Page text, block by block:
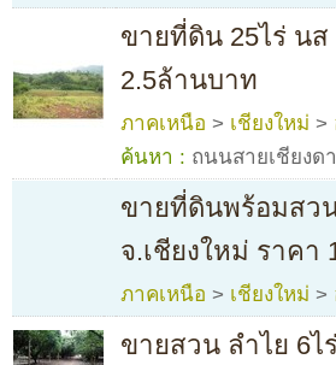
ขายที่ดิน 25ไร่ น
2.5ล้านบาท
ภาคเหนือ > เชียงใหม่ >
ค้นหา : ถนนสายเชียงด
ขายที่ดินพร้อมสว
จ.เชียงใหม่ ราคา
ภาคเหนือ > เชียงใหม่ >
ขายสวน ลำไย 6ไ